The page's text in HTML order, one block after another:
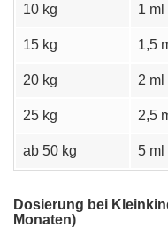
10 kg 1 ml
15 kg 1,5
20 kg 2 ml
25 kg 2,5
ab 50 kg 5 ml
Dosierung bei
Monaten)